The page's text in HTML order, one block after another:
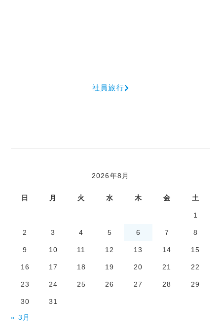
社員旅行♪
2026年8月
日 月 火 水 木 金 土
1
2 3 4 5 6 7 8
9 10 11 12 13 14 15
16 17 18 19 20 21 22
23 24 25 26 27 28 29
30
31
« 3月